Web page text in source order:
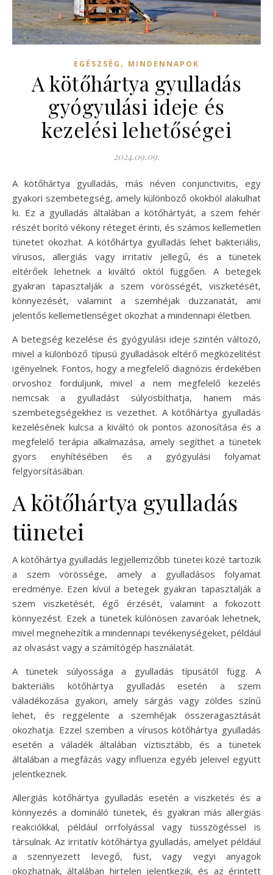
EGÉSZSÉG , MINDENNAPOK
A kötőhártya gyulladás
gyógyulási ideje és
kezelési lehetőségei
2024.09.09.
A kötőhártya gyulladás, más néven conjunctivitis, egy
gyakori szembetegség, amely különböző okokból alakulhat
ki. Ez a gyulladás általában a kötőhártyát, a szem fehér
részét borító vékony réteget érinti, és számos kellemetlen
tünetet okozhat. A kötőhártya gyulladás lehet bakteriális,
vírusos, allergiás vagy irritatív jellegű, és a tünetek
eltérőek lehetnek a kiváltó októl függően. A betegek
gyakran tapasztalják a szem vörösségét, viszketését,
könnyezését, valamint a szemhéjak duzzanatát, ami
jelentős kellemetlenséget okozhat a mindennapi életben.
A betegség kezelése és gyógyulási ideje szintén változó,
mivel a különböző típusú gyulladások eltérő megközelítést
igényelnek. Fontos, hogy a megfelelő diagnózis érdekében
orvoshoz forduljunk, mivel a nem megfelelő kezelés
nemcsak a gyulladást súlyosbíthatja, hanem más
szembetegségekhez is vezethet. A kötőhártya gyulladás
kezelésének kulcsa a kiváltó ok pontos azonosítása és a
megfelelő terápia alkalmazása, amely segíthet a tünetek
gyors enyhítésében és a gyógyulási folyamat
felgyorsításában.
A kötőhártya gyulladás
tünetei
A kötőhártya gyulladás legjellemzőbb tünetei közé tartozik
a szem vörössége, amely a gyulladásos folyamat
eredménye. Ezen kívül a betegek gyakran tapasztalják a
szem viszketését, égő érzését, valamint a fokozott
könnyezést. Ezek a tünetek különösen zavaróak lehetnek,
mivel megnehezítik a mindennapi tevékenységeket, például
az olvasást vagy a számítógép használatát.
A tünetek súlyossága a gyulladás típusától függ. A
bakteriális kötőhártya gyulladás esetén a szem
váladékozása gyakori, amely sárgás vagy zöldes színű
lehet, és reggelente a szemhéjak összeragasztását
okozhatja. Ezzel szemben a vírusos kötőhártya gyulladás
esetén a váladék általában víztisztább, és a tünetek
általában a megfázás vagy influenza egyéb jeleivel együtt
jelentkeznek.
Allergiás kötőhártya gyulladás esetén a viszketés és a
könnyezés a domináló tünetek, és gyakran más allergiás
reakciókkal, például orrfolyással vagy tüsszögéssel is
társulnak. Az irritatív kötőhártya gyulladás, amelyet például
a szennyezett levegő, füst, vagy vegyi anyagok
okozhatnak, általában hirtelen jelentkezik, és az érintett